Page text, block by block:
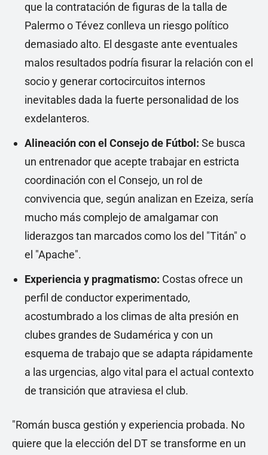
que la contratación de figuras de la talla de
Palermo o Tévez conlleva un riesgo político
demasiado alto. El desgaste ante eventuales
malos resultados podría fisurar la relación con el
socio y generar cortocircuitos internos
inevitables dada la fuerte personalidad de los
exdelanteros.
Alineación con el Consejo de Fútbol: Se busca
un entrenador que acepte trabajar en estricta
coordinación con el Consejo, un rol de
convivencia que, según analizan en Ezeiza, sería
mucho más complejo de amalgamar con
liderazgos tan marcados como los del "Titán" o
el "Apache".
Experiencia y pragmatismo: Costas ofrece un
perfil de conductor experimentado,
acostumbrado a los climas de alta presión en
clubes grandes de Sudamérica y con un
esquema de trabajo que se adapta rápidamente
a las urgencias, algo vital para el actual contexto
de transición que atraviesa el club.
"Román busca gestión y experiencia probada. No
quiere que la elección del DT se transforme en un